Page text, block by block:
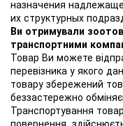
назначения
их структурных
Ви отримували
транспортними
Товар Ви можете
перевізника у якого
товару збережений
беззастережно
Транспортування
повернення,